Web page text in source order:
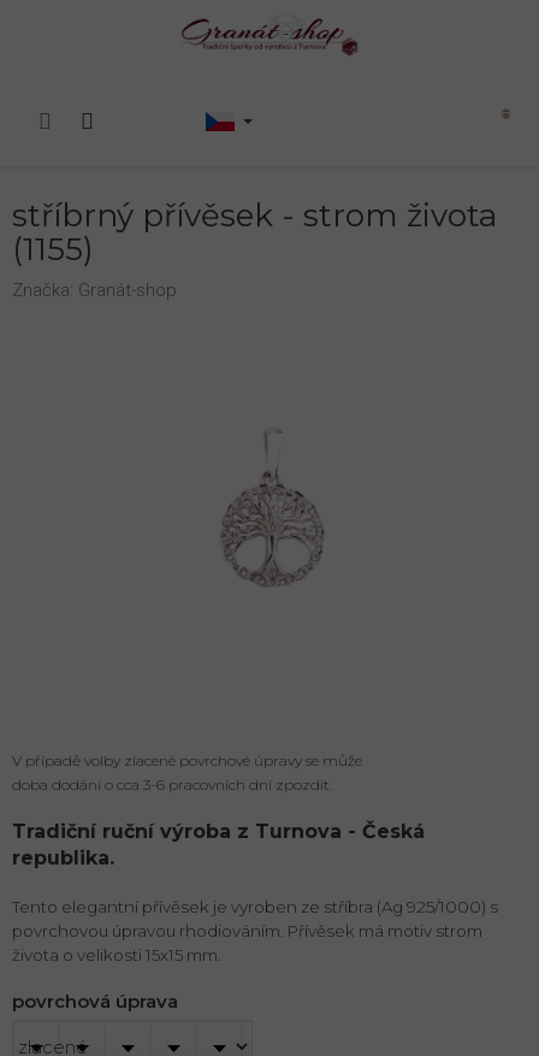
Nákupní
stříbrný přívěsek - strom života
(1155)
Značka: Granát-shop
povrchová úprava
V případě volby zlacené povrchové úpravy se může
doba dodání o cca 3-6 pracovních dní zpozdit.
Tradiční ruční výroba z Turnova - Česká
republika.
Tento elegantní přívěsek je vyroben ze stříbra (Ag 925/1000) s
povrchovou úpravou rhodiováním. Přívěsek má motiv strom
života o velikosti 15x15 mm.